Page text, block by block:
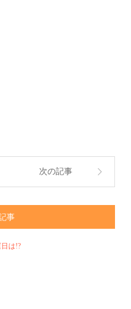
次の記事
事
は!?